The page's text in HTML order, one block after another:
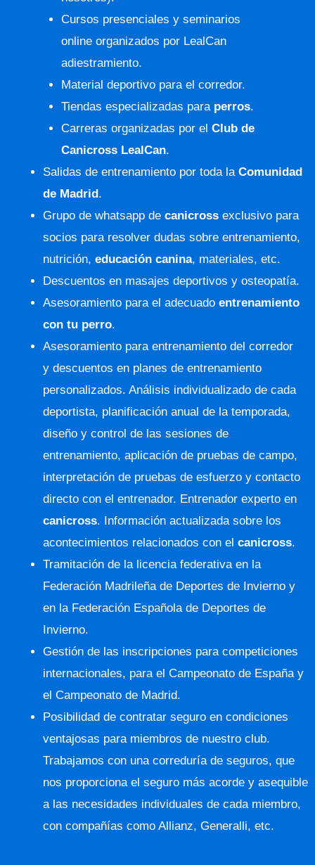
Cursos presenciales y seminarios
online organizados por LealCan
adiestramiento.
Material deportivo para el corredor.
Tiendas especializadas para perros.
Carreras organizadas por el Club de
Canicross LealCan.
Salidas de entrenamiento por toda la Comunidad
de Madrid .
Grupo de whatsapp de canicross exclusivo para
socios para resolver dudas sobre entrenamiento,
nutrición, educación canina, materiales, etc.
Descuentos en masajes deportivos y osteopatía.
Asesoramiento para el adecuado entrenamiento
con tu perro.
Asesoramiento para entrenamiento del corredor
y descuentos en planes de entrenamiento
personalizados. Análisis individualizado de cada
deportista, planificación anual de la temporada,
diseño y control de las sesiones de
entrenamiento, aplicación de pruebas de campo,
interpretación de pruebas de esfuerzo y contacto
directo con el entrenador. Entrenador experto en
canicross. Información actualizada sobre los
acontecimientos relacionados con el canicross.
Tramitación de la licencia federativa en la
Federación Madrileña de Deportes de Invierno y
en la Federación Española de Deportes de
Invierno.
Gestión de las inscripciones para competiciones
internacionales, para el Campeonato de España y
el Campeonato de Madrid.
Posibilidad de contratar seguro en condiciones
ventajosas para miembros de nuestro club.
Trabajamos con una correduría de seguros, que
nos proporciona el seguro más acorde y asequible
a las necesidades individuales de cada miembro,
con compañías como Allianz, Generalli, etc.